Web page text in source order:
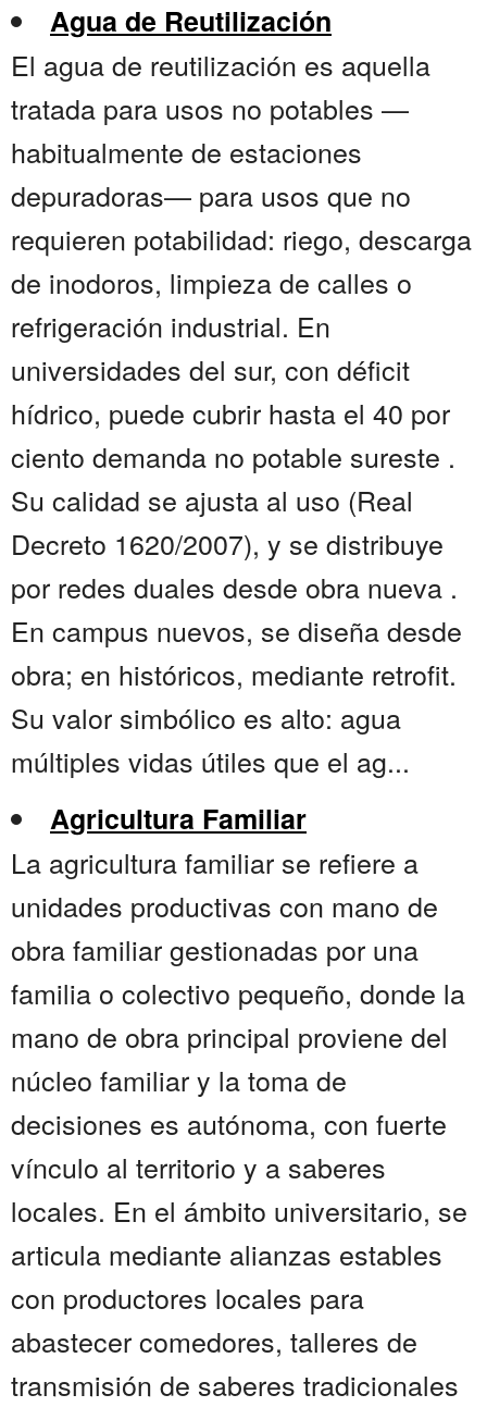
Agua de Reutilización
El agua de reutilización es aquella
tratada para usos no potables —
habitualmente de estaciones
depuradoras— para usos que no
requieren potabilidad: riego, descarga
de inodoros, limpieza de calles o
refrigeración industrial. En
universidades del sur, con déficit
hídrico, puede cubrir hasta el 40 por
ciento demanda no potable sureste .
Su calidad se ajusta al uso (Real
Decreto 1620/2007), y se distribuye
por redes duales desde obra nueva .
En campus nuevos, se diseña desde
obra; en históricos, mediante retrofit.
Su valor simbólico es alto: agua
múltiples vidas útiles que el ag...
Agricultura Familiar
La agricultura familiar se refiere a
unidades productivas con mano de
obra familiar gestionadas por una
familia o colectivo pequeño, donde la
mano de obra principal proviene del
núcleo familiar y la toma de
decisiones es autónoma, con fuerte
vínculo al territorio y a saberes
locales. En el ámbito universitario, se
articula mediante alianzas estables
con productores locales para
abastecer comedores, talleres de
transmisión de saberes tradicionales